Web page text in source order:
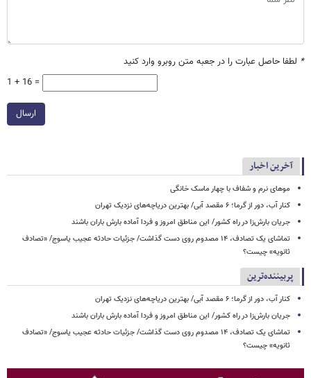
* لطفا حاصل عبارت را در جعبه متن روبرو وارد کنید
1 + 16 =
ارسال
آخرین اخبار
موهای نرم و شفاف با چهار ماسک خانگی
کنار آب، دور از گرما؛ ۶ مقصد آبی/ بهترین دریاچه‌های نزدیک تهران
جریان بارش‌زا در راه کشور/ این مناطق امروز و فردا آماده بارش باران باشند
تماشای یک تصادف، ۱۴ مصدوم روی دست گذاشت/ جزئیات حادثه عجیب یاسوج/ «تصادف
ثانویه» چیست؟
پربیننده‌ترین
کنار آب، دور از گرما؛ ۶ مقصد آبی/ بهترین دریاچه‌های نزدیک تهران
جریان بارش‌زا در راه کشور/ این مناطق امروز و فردا آماده بارش باران باشند
تماشای یک تصادف، ۱۴ مصدوم روی دست گذاشت/ جزئیات حادثه عجیب یاسوج/ «تصادف
ثانویه» چیست؟